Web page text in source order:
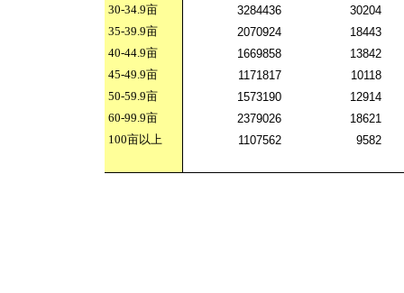
30-34.9亩 3284436
30204
35-39.9亩 2070924
18443
40-44.9亩 1669858
13842
45-49.9亩 1171817
10118
50-59.9亩 1573190
12914
60-99.9亩 2379026
18621
100亩以上 1107562 9582